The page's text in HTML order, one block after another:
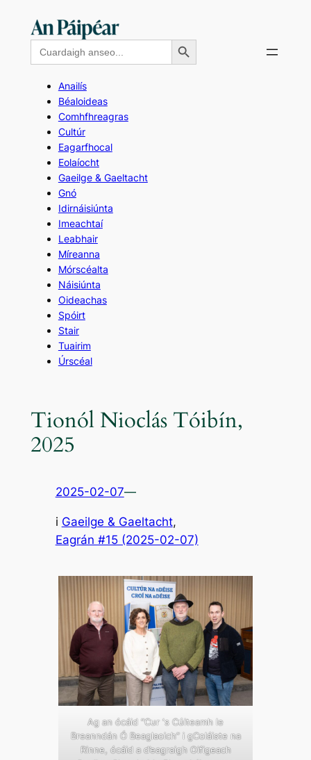
contentSearch
for:
Search Button
Anailís
Béaloideas
Comhfhreagras
Cultúr
Eagarfhocal
Eolaíocht
Gaeilge & Gaeltacht
Gnó
Idirnáisiúnta
Imeachtaí
Leabhair
Míreanna
Mórscéalta
Náisiúnta
Oideachas
Spóirt
Stair
Tuairim
Úrscéal
Tionól Nioclás Tóibín,
2025
2025-02-07—
i Gaeilge & Gaeltacht,
Eagrán #15 (2025-02-07)
Ag an ócáid “Cur ‘s Cúiteamh le
Breanndán Ó Beaglaoich” i gColáiste na
Rinne, ócáid a d’eagraigh Oifigeach